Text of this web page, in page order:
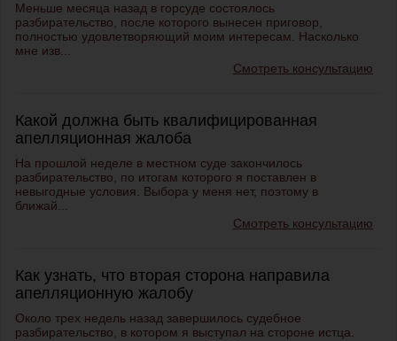
Меньше месяца назад в горсуде состоялось
разбирательство, после которого вынесен приговор,
полностью удовлетворяющий моим интересам. Насколько
мне изв...
Смотреть консультацию
Какой должна быть квалифицированная
апелляционная жалоба
На прошлой неделе в местном суде закончилось
разбирательство, по итогам которого я поставлен в
невыгодные условия. Выбора у меня нет, поэтому в
ближай...
Смотреть консультацию
Как узнать, что вторая сторона направила
апелляционную жалобу
Около трех недель назад завершилось судебное
разбирательство, в котором я выступал на стороне истца.